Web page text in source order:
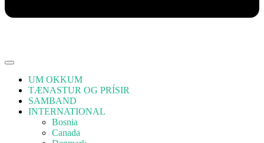
UM OKKUM
TÆNASTUR OG PRÍSIR
SAMBAND
INTERNATIONAL
Bosnia
Canada